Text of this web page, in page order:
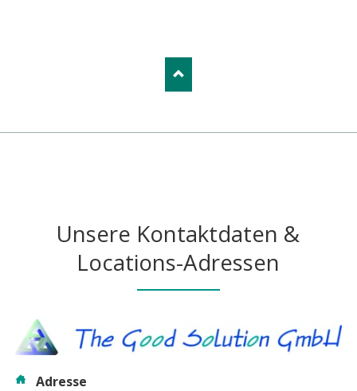
Unsere Kontaktdaten &
Locations-Adressen
Adresse